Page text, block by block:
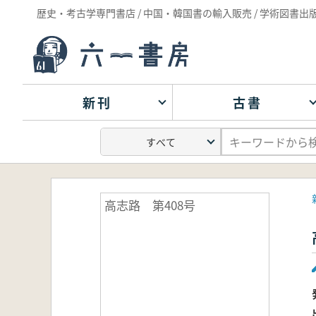
歴史・考古学専門書店 / 中国・韓国書の輸入販売 / 学術図書出
新刊 古書
高志路 第408号